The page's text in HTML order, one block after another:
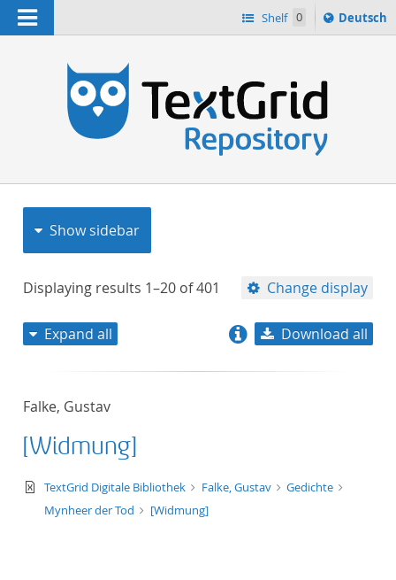
Navigation Shelf 0
Sprache
ï¿½ndern
Deutsch
Show sidebar
Displaying results 1–20 of401 Change display
Expand all Download all
Falke, Gustav
[Widmung]
text/xml
TextGrid Digitale Bibliothek Falke, Gustav
Gedichte
Mynheer der Tod
[Widmung]